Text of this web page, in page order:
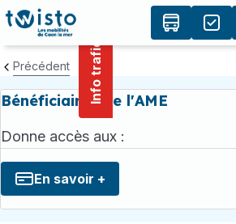
principal
Info trafic
Précédent
Bénéficiaires de l'AME
Donne accès aux :
En savoir +
Panneau de gestion des cookies